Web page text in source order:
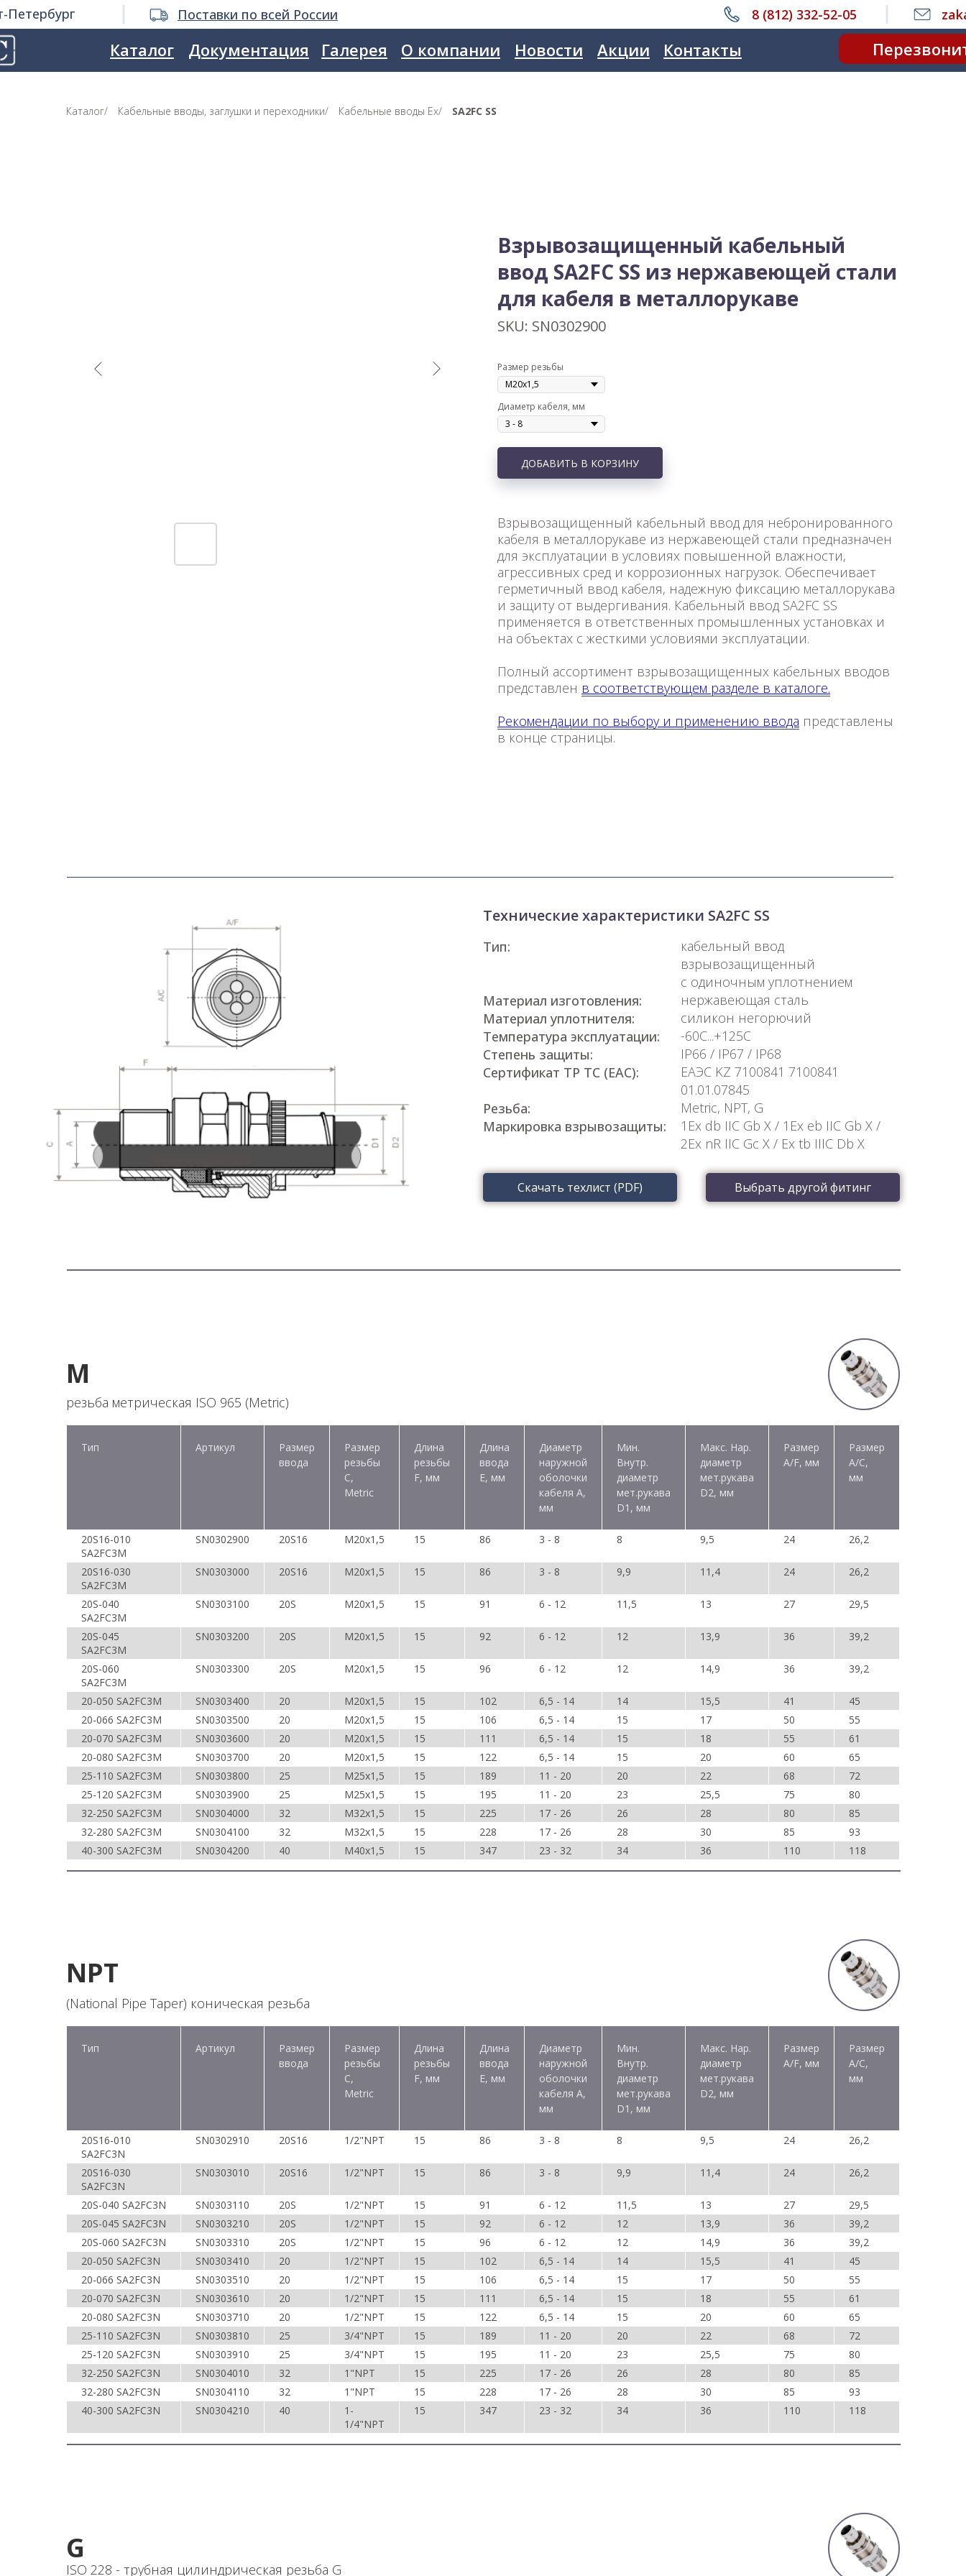
8 (812) 332-52-05
Поставки по всей России
Петербург
Контакты
Акции
Новости
О компании
Галерея
Документация
Каталог
Каталог/ Кабельные вводы, заглушки и переходники/ Кабельные вводы Ex/ SA2FC SS
Взрывозащищенный кабельный
ввод SA2FC SS из нержавеющей стали
для кабеля в металлорукаве
SKU: SN0302900
Размер резьбы
Диаметр кабеля, мм
ДОБАВИТЬ В КОРЗИНУ
Взрывозащищенный кабельный ввод для небронированного
кабеля в металлорукаве из нержавеющей стали предназначен
для эксплуатации в условиях повышенной влажности,
агрессивных сред и коррозионных нагрузок. Обеспечивает
герметичный ввод кабеля, надежную фиксацию металлорукава
и защиту от выдергивания. Кабельный ввод SA2FC SS
применяется в ответственных промышленных установках и
на объектах с жесткими условиями эксплуатации.
Полный ассортимент взрывозащищенных кабельных вводов
представлен в соответствующем разделе в каталоге.
Рекомендации по выбору и применению ввода представлены
в конце страницы.
Скачать техлист (PDF) Выбрать другой фитинг
Технические характеристики SA2FC SS
кабельный ввод
взрывозащищенный
с одиночным уплотнением
нержавеющая сталь
силикон негорючий
-60С...+125С
IP66 / IP67 / IP68
ЕАЭС KZ 7100841 7100841
01.01.07845
Metric, NPT, G
1Ex db IIC Gb X / 1Ex eb IIC Gb X /
2Ex nR IIC Gc X / Ex tb IIIC Db X
Тип:
Материал изготовления:
Материал уплотнителя:
Температура эксплуатации:
Степень защиты:
Сертификат ТР ТС (EAC):
Резьба:
Маркировка взрывозащиты:
M
резьба метрическая ISO 965 (Metric)
Тип Артикул
Размер
ввода
Размер
резьбы
C,
Metric
Длина
резьбы
F, мм
Длина
ввода
E, мм
Диаметр
наружной
оболочки
кабеля A,
мм
Мин.
Внутр.
диаметр
мет.рукава
D1, мм
Макс. Нар.
диаметр
мет.рукава
D2, мм
Размер
A/F, мм
Размер
A/C,
мм
20S16-010
SA2FC3M
SN0302900 20S16 M20х1,5 15 86 3 - 8 8 9,5 24 26,2
20S16-030
SA2FC3M
SN0303000 20S16 M20х1,5 15 86 3 - 8 9,9 11,4 24 26,2
20S-040
SA2FC3M
SN0303100 20S M20х1,5 15 91 6 - 12 11,5 13 27 29,5
20S-045
SA2FC3M
SN0303200 20S M20х1,5 15 92 6 - 12 12 13,9 36 39,2
20S-060
SA2FC3M
SN0303300 20S M20х1,5 15 96 6 - 12 12 14,9 36 39,2
20-050 SA2FC3M SN0303400 20 M20х1,5 15 102 6,5 - 14 14 15,5 41
45
20-066 SA2FC3M
SN0303500 20 M20х1,5 15 106 6,5 - 14 15 17 50
55
20-070 SA2FC3M
SN0303600 20 M20х1,5 15 111 6,5 - 14 15 18 55
61
20-080 SA2FC3M
SN0303700 20 M20х1,5 15 122 6,5 - 14 15 20 60
65
25-110 SA2FC3M
SN0303800 25 M25х1,5 15 189 11 - 20 20 22 68
72
25-120 SA2FC3M
SN0303900 25 M25х1,5 15 195 11 - 20 23 25,5 75
80
32-250 SA2FC3M
SN0304000 32 M32х1,5 15 225 17 - 26 26 28 80
85
32-280 SA2FC3M
SN0304100 32 M32х1,5 15 228 17 - 26 28 30 85
93
40-300 SA2FC3M
SN0304200 40 M40х1,5 15 347 23 - 32 34 36 110 118
NPT
(National Pipe Taper) коническая резьба
Тип Артикул
Размер
ввода
Размер
резьбы
C,
Metric
Длина
резьбы
F, мм
Длина
ввода
E, мм
Диаметр
наружной
оболочки
кабеля A,
мм
Мин.
Внутр.
диаметр
мет.рукава
D1, мм
Макс. Нар.
диаметр
мет.рукава
D2, мм
Размер
A/F, мм
Размер
A/C,
мм
20S16-010
SA2FC3N
SN0302910 20S16 1/2"NPT 15 86 3 - 8 8 9,5 24 26,2
20S16-030
SA2FC3N
SN0303010 20S16 1/2"NPT 15 86 3 - 8 9,9 11,4 24 26,2
20S-040 SA2FC3N SN0303110 20S 1/2"NPT 15 91 6 - 12 11,5 13 27
29,5
20S-045 SA2FC3N
SN0303210 20S 1/2"NPT 15 92 6 - 12 12 13,9 36
39,2
20S-060 SA2FC3N
SN0303310 20S 1/2"NPT 15 96 6 - 12 12 14,9 36
39,2
20-050 SA2FC3N
SN0303410 20 1/2"NPT 15 102 6,5 - 14 14 15,5 41
45
20-066 SA2FC3N
SN0303510 20 1/2"NPT 15 106 6,5 - 14 15 17 50
55
20-070 SA2FC3N
SN0303610 20 1/2"NPT 15 111 6,5 - 14 15 18 55
61
20-080 SA2FC3N
SN0303710 20 1/2"NPT 15 122 6,5 - 14 15 20 60
65
25-110 SA2FC3N
SN0303810 25 3/4"NPT 15 189 11 - 20 20 22 68
72
25-120 SA2FC3N
SN0303910 25 3/4"NPT 15 195 11 - 20 23 25,5 75
80
32-250 SA2FC3N
SN0304010 32 1"NPT 15 225 17 - 26 26 28 80
85
32-280 SA2FC3N
SN0304110 32 1"NPT 15 228 17 - 26 28 30 85
93
40-300 SA2FC3N
SN0304210 40
1-
1/4"NPT
15 347 23 - 32 34 36 110 118
G
ISO 228 - трубная цилиндрическая резьба G